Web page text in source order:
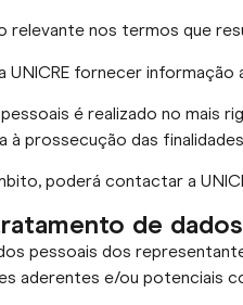
relevante nos termos que
fornecer informação
é realizado no
à prossecução das
poderá contactar a
de
pessoais dos
aderentes e/ou